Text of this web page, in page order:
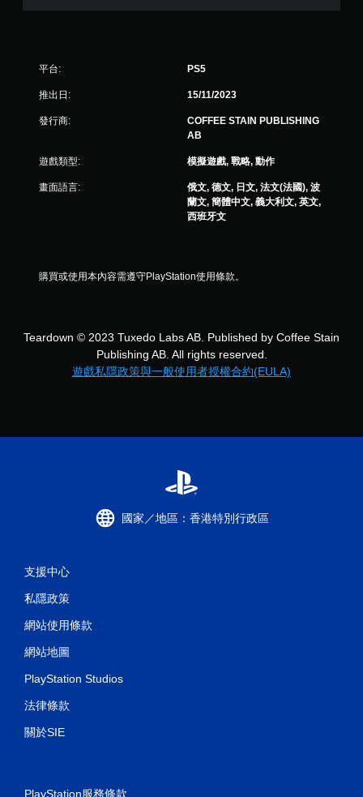
平台: PS5
推出日: 15/11/2023
發行商:
COFFEE STAIN PUBLISHING
AB
遊戲類型: 模擬遊戲, 戰略, 動作
畫面語言:
俄文, 德文, 日文, 法文(法國), 波
蘭文, 簡體中文, 義大利文, 英文,
西班牙文
購買或使用本內容需遵守PlayStation使用條款。
Teardown © 2023 Tuxedo Labs AB. Published by Coffee Stain
Publishing AB. All rights reserved.
遊戲私隱政策與一般使用者授權合約(EULA)
國家／地區：香港特別行政區
支援中心
私隱政策
網站使用條款
網站地圖
PlayStation Studios
法律條款
關於SIE
PlayStation服務條款